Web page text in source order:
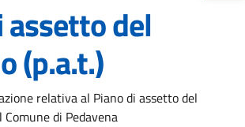
assetto del
(p.a.t.)
documento
relativa al Piano di assetto del
di Pedavena